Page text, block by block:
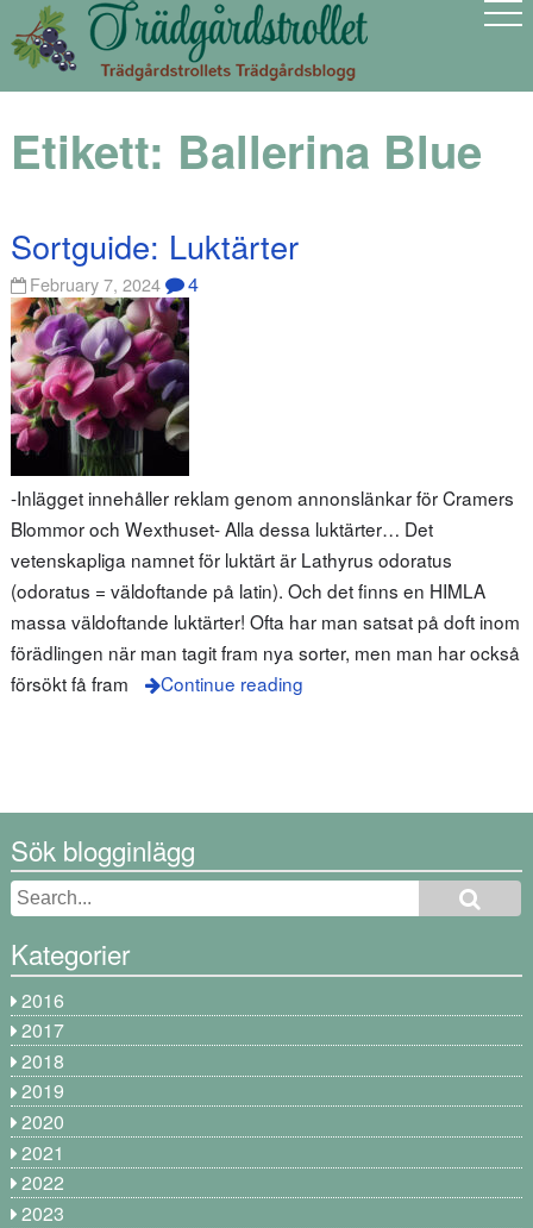
Etikett: Ballerina Blue
Sortguide: Luktärter
February 7, 2024 4
-Inlägget innehåller reklam genom annonslänkar för Cramers
Blommor och Wexthuset- Alla dessa luktärter… Det
vetenskapliga namnet för luktärt är Lathyrus odoratus
(odoratus = väldoftande på latin). Och det finns en HIMLA
massa väldoftande luktärter! Ofta har man satsat på doft inom
förädlingen när man tagit fram nya sorter, men man har också
försökt få fram
Continue reading
Sök blogginlägg
Kategorier
2016
2017
2018
2019
2020
2021
2022
2023